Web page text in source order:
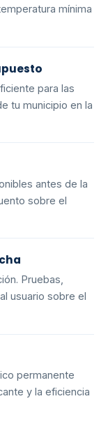
mínima
para las
tu municipio en la
antes de la
sobre el
Pruebas,
usuario sobre el
permanente
y la eficiencia